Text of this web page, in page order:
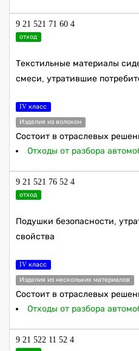
9 21 521 71 60 4
отход
Текстильные материалы
смеси, утратившие
IV класс
Изделия из волокон
Состоит в отраслевых
Отходы от разбора
9 21 521 76 52 4
отход
Подушки безопасности,
свойства
IV класс
Изделия из нескольких материалов
Состоит в отраслевых
Отходы от разбора
9 21 522 11 52 4